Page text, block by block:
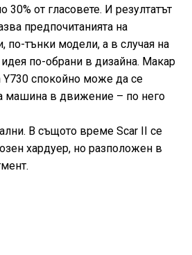
30% от гласовете. И резултатът
предпочитанията на
по-тънки модели, а в случая на
по-обрани в дизайна. Макар
Y730 спокойно може да се
машина в движение – по него
В същото време Scar II се
хардуер, но разположен в